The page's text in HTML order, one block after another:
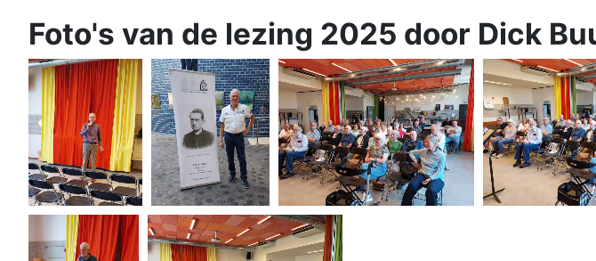
Foto's van de lezing 2025 door Dick